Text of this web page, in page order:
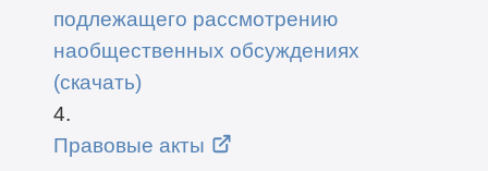
подлежащего рассмотрению
наобщественных обсуждениях
(скачать)
4.
Правовые акты